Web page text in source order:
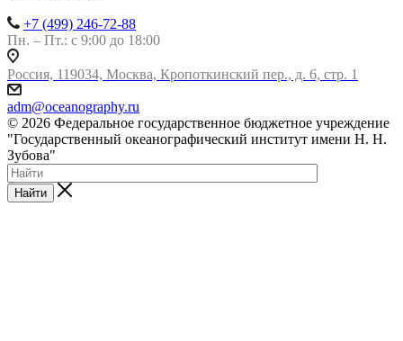
+7 (499) 246-72-88
Пн. – Пт.: с 9:00 до 18:00
Россия, 119034, Москва, Кропоткинский пер., д. 6, стр. 1
adm@oceanography.ru
© 2026 Федеральное государственное бюджетное учреждение
"Государственный океанографический институт имени Н. Н.
Зубова"
Найти